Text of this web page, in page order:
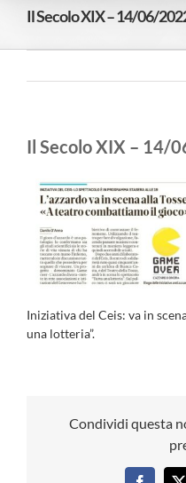
Il Secolo XIX – 14/06/
Il Secolo XIX – 14/
Iniziativa del Ceis: va in
una lotteria”.
Condividi questa